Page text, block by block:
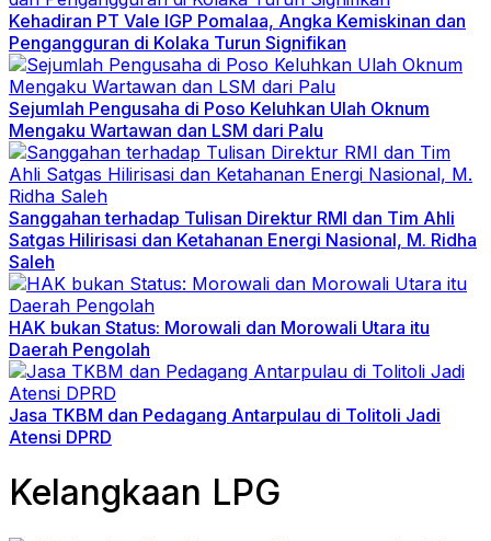
Kehadiran PT Vale IGP Pomalaa, Angka Kemiskinan dan
Pengangguran di Kolaka Turun Signifikan
Sejumlah Pengusaha di Poso Keluhkan Ulah Oknum
Mengaku Wartawan dan LSM dari Palu
Sanggahan terhadap Tulisan Direktur RMI dan Tim Ahli
Satgas Hilirisasi dan Ketahanan Energi Nasional, M. Ridha
Saleh
HAK bukan Status: Morowali dan Morowali Utara itu
Daerah Pengolah
Jasa TKBM dan Pedagang Antarpulau di Tolitoli Jadi
Atensi DPRD
Kelangkaan LPG